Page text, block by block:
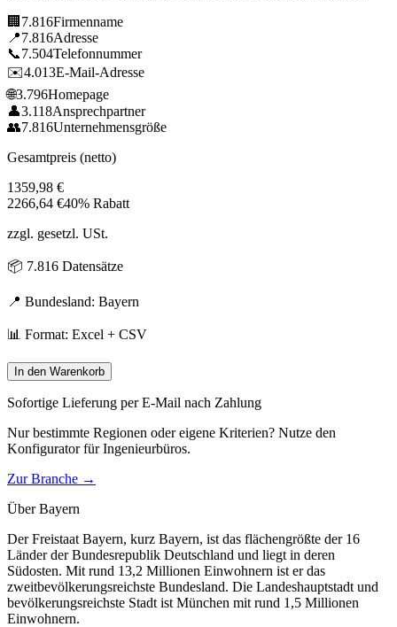
🏢 7.816Firmenname
📍7.816Adresse
📞7.504Telefonnummer
✉️4.013E-Mail-Adresse
🌐3.796Homepage
👤3.118Ansprechpartner
👥7.816Unternehmensgröße
Gesamtpreis (netto)
1359,98 €
2266,64 €40% Rabatt
zzgl. gesetzl. USt.
📦 7.816 Datensätze
📍 Bundesland: Bayern
📊 Format: Excel + CSV
In den Warenkorb
Sofortige Lieferung per E-Mail nach Zahlung
Nur bestimmte Regionen oder eigene Kriterien? Nutze den
Konfigurator fürIngenieurbüros.
Zur Branche →
ÜberBayern
Der Freistaat Bayern, kurz Bayern, ist das flächengrößte der 16
Länder der Bundesrepublik Deutschland und liegt in deren
Südosten. Mit rund 13,2 Millionen Einwohnern ist er das
zweitbevölkerungsreichste Bundesland. Die Landeshauptstadt und
bevölkerungsreichste Stadt ist München mit rund 1,5 Millionen
Einwohnern.